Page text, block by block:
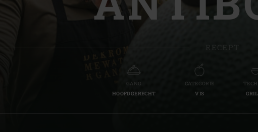
RECEPT
GANG
HOOFDGERECHT
CATEGORIE
VIS